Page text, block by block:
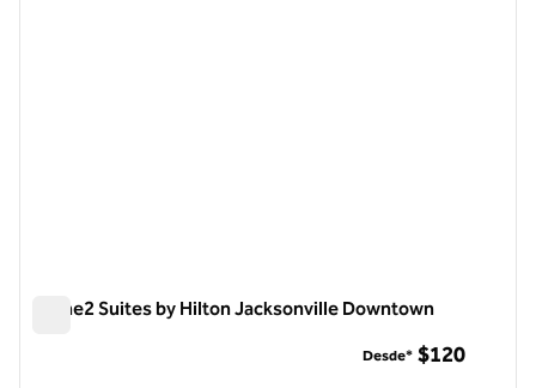
Home2 Suites by Hilton Jacksonville Downtown
Desde* $120